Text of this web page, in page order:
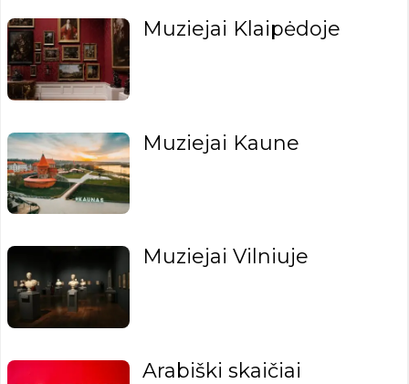
Muziejai Klaipėdoje
Muziejai Kaune
Muziejai Vilniuje
Arabiški skaičiai